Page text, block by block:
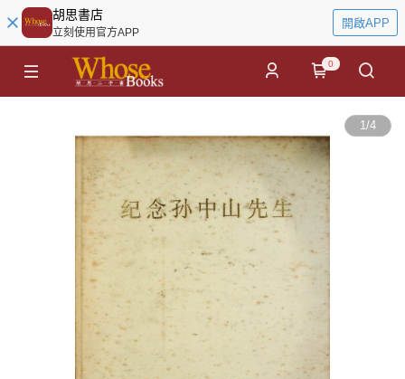
胡思書店
立刻使用官方APP
開啟APP
0
1/4